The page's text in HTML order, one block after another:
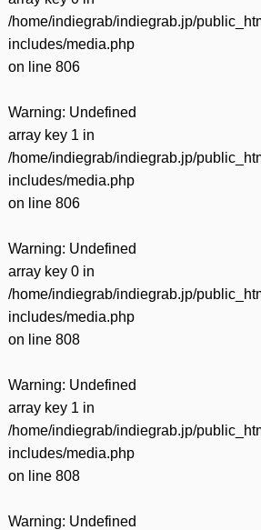
/home/indiegrab/indiegrab.jp/
includes/media.php
on line 806
Warning: Undefined
array key 1 in
/home/indiegrab/indiegrab.jp/
includes/media.php
on line 806
Warning: Undefined
array key 0 in
/home/indiegrab/indiegrab.jp/
includes/media.php
on line 808
Warning: Undefined
array key 1 in
/home/indiegrab/indiegrab.jp/
includes/media.php
on line 808
Warning: Undefined